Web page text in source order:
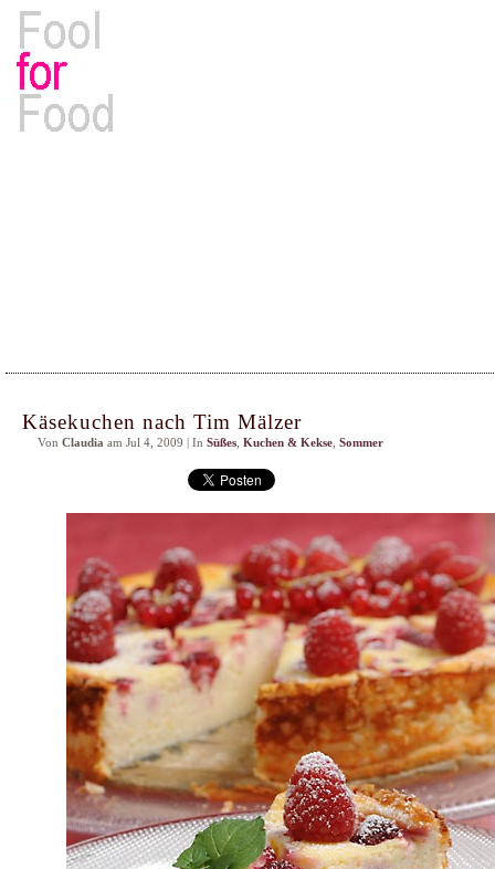
Käsekuchen nach Tim Mälzer
Von Claudia am Jul 4, 2009 | In Süßes Kuchen & Kekse Sommer